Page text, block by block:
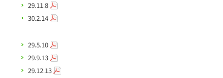
29.11.8
30.2.14
29.5.10
29.9.13
29.12.13